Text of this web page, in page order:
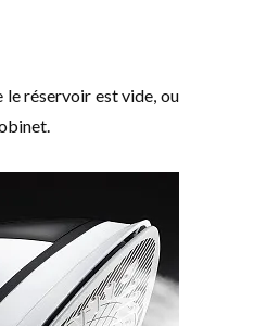
le réservoir est vide, ou